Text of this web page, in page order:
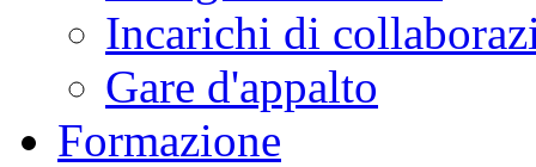
Incarichi di
Gare d'appalto
Formazione